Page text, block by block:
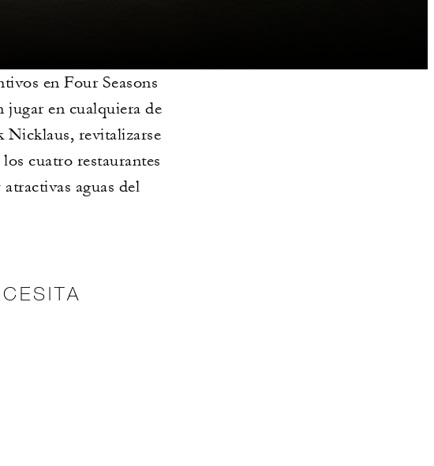
en Four Seasons
jugar en cualquiera de
Nicklaus, revitalizarse
cuatro restaurantes
aguas del